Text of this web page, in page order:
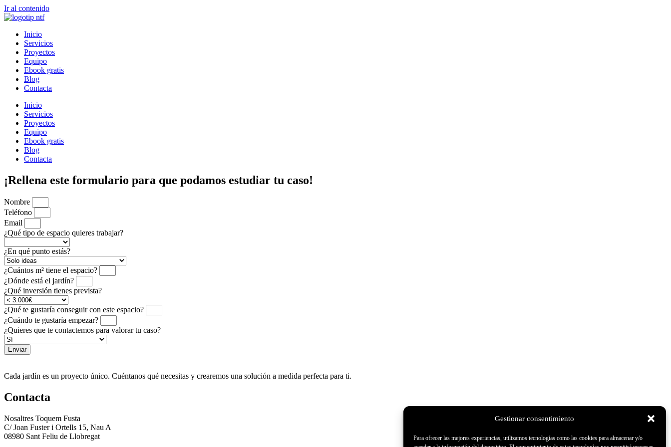
Gestionar consentimiento
Para ofrecer las mejores experiencias, utilizamos tecnologías como las cookies para almacenar y/o
Ir al contenido
Inicio
Servicios
Proyectos
Equipo
Ebook gratis
Blog
Contacta
Inicio
Servicios
Proyectos
Equipo
Ebook gratis
Blog
Contacta
¡Rellena este formulario para que podamos estudiar tu caso!
Nombre
Teléfono
Email
¿Qué tipo de espacio quieres trabajar?
¿En qué punto estás?
¿Cuántos m² tiene el espacio?
¿Dónde está el jardín?
¿Qué inversión tienes prevista?
¿Qué te gustaría conseguir con este espacio?
¿Cuándo te gustaría empezar?
¿Quieres que te contactemos para valorar tu caso?
Enviar
Cada jardín es un proyecto único. Cuéntanos qué necesitas y crearemos una solución a medida perfecta para ti.
Contacta
Nosaltres Toquem Fusta
C/ Joan Fuster i Ortells 15, Nau A
08980 Sant Feliu de Llobregat